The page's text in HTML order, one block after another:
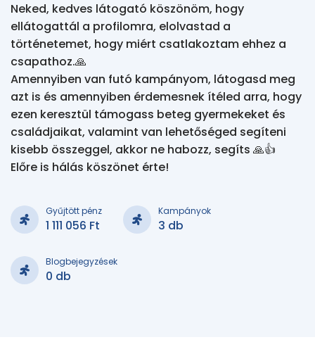
Neked, kedves látogató köszönöm, hogy
ellátogattál a profilomra, elolvastad a
történetemet, hogy miért csatlakoztam ehhez a
csapathoz.🙏
Amennyiben van futó kampányom, látogasd meg
azt is és amennyiben érdemesnek ítéled arra, hogy
ezen keresztül támogass beteg gyermekeket és
családjaikat, valamint van lehetőséged segíteni
kisebb összeggel, akkor ne habozz, segíts 🙏👍
Előre is hálás köszönet érte!
Gyűjtött pénz
1 111 056 Ft
Kampányok
3 db
Blogbejegyzések
0 db